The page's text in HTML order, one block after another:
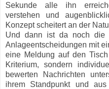
Sekunde alle ihn
verstehen und
Konzept scheitert an der
Und dann ist da noch die
Anlageentscheidungen mit
eine Meldung auf den
Kriterium, sondern
bewerten Nachrichten
ihrem Standpunkt und